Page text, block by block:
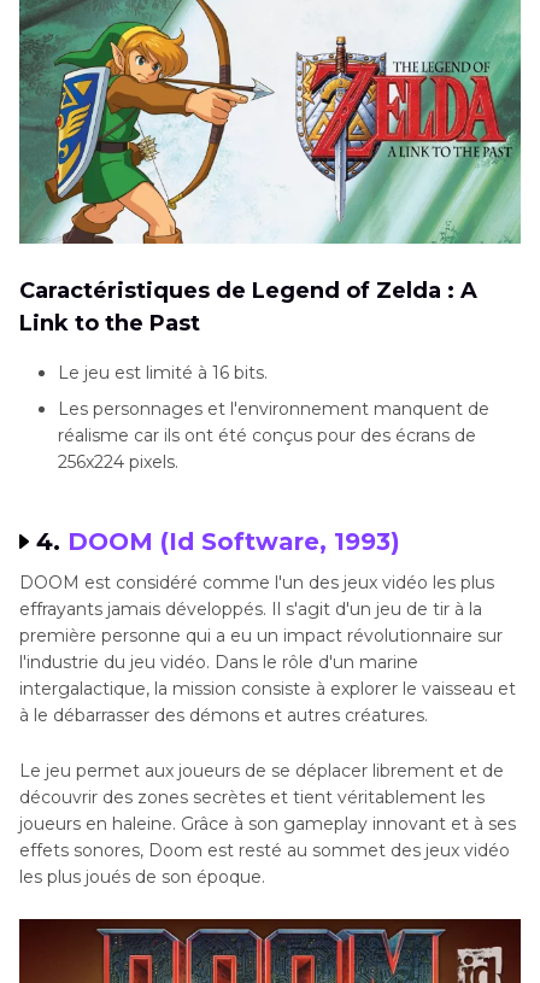
Caractéristiques de Legend of Zelda : A
Link to the Past
Le jeu est limité à 16 bits.
Les personnages et l'environnement manquent de
réalisme car ils ont été conçus pour des écrans de
256x224 pixels.
4. DOOM (Id Software, 1993)
DOOM est considéré comme l'un des jeux vidéo les plus
effrayants jamais développés. Il s'agit d'un jeu de tir à la
première personne qui a eu un impact révolutionnaire sur
l'industrie du jeu vidéo. Dans le rôle d'un marine
intergalactique, la mission consiste à explorer le vaisseau et
à le débarrasser des démons et autres créatures.
Le jeu permet aux joueurs de se déplacer librement et de
découvrir des zones secrètes et tient véritablement les
joueurs en haleine. Grâce à son gameplay innovant et à ses
effets sonores, Doom est resté au sommet des jeux vidéo
les plus joués de son époque.